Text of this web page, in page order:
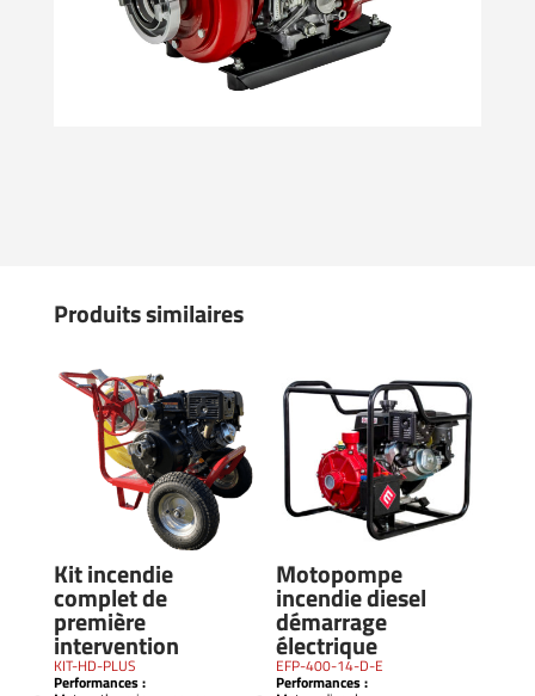
Produits similaires
Kit incendie
complet de
première
intervention
KIT-HD-PLUS
Performances :
Motopompe
incendie diesel
démarrage
électrique
EFP-400-14-D-E
Performances :